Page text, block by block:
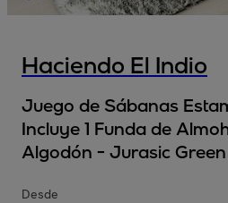
Haciendo El Indio
Juego de Sábanas
Incluye 1 Funda de
Algodón - Jurasic Green
Desde